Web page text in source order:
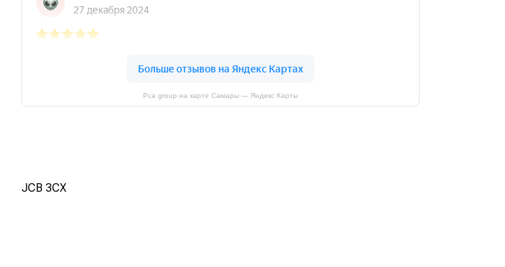
Pca group на карте Самары — Яндекс Карты
JCB 3CX